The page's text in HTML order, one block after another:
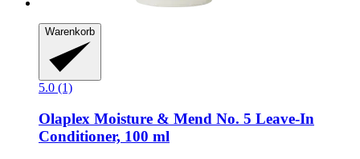
Warenkorb
5.0 (1)
Olaplex Moisture & Mend No. 5 Leave-​In
Conditioner, 100 ml